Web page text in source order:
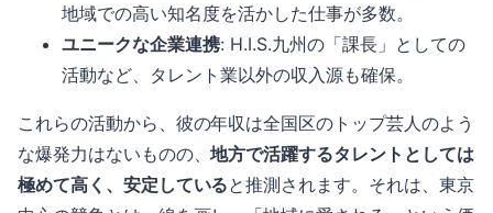
地域での高い知名度を活かした仕事が多数。
ユニークな企業連携: H.I.S.九州の「課長」としての
活動など、タレント業以外の収入源も確保。
これらの活動から、彼の年収は全国区のトップ芸人のよう
な爆発力はないものの、地方で活躍するタレントとしては
極めて高く、安定していると推測されます。それは、東京